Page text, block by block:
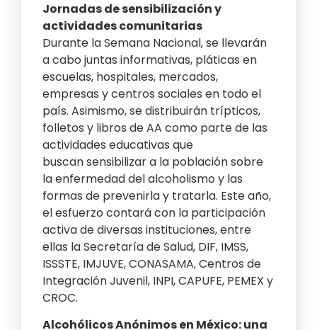
Jornadas de sensibilización y
actividades comunitarias
Durante la Semana Nacional, se llevarán
a cabo juntas informativas, pláticas en
escuelas, hospitales, mercados,
empresas y centros sociales en todo el
país. Asimismo, se distribuirán trípticos,
folletos y libros de AA como parte de las
actividades educativas que
buscan sensibilizar a la población sobre
la enfermedad del alcoholismo y las
formas de prevenirla y tratarla. Este año,
el esfuerzo contará con la participación
activa de diversas instituciones, entre
ellas la Secretaría de Salud, DIF, IMSS,
ISSSTE, IMJUVE, CONASAMA, Centros de
Integración Juvenil, INPI, CAPUFE, PEMEX y
CROC.
Alcohólicos Anónimos en México: una